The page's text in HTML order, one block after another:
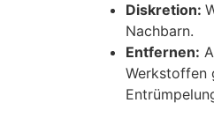
Diskretion:
Nachbarn.
Entfernen:
Werkstoffen